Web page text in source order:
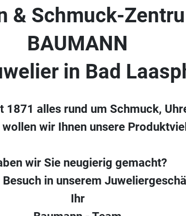
& Schmuck-
BAUMANN
in Bad
1871 alles rund um Schmuck,
wir Ihnen unsere
wir Sie neugierig gemacht?
in unserem
Ihr